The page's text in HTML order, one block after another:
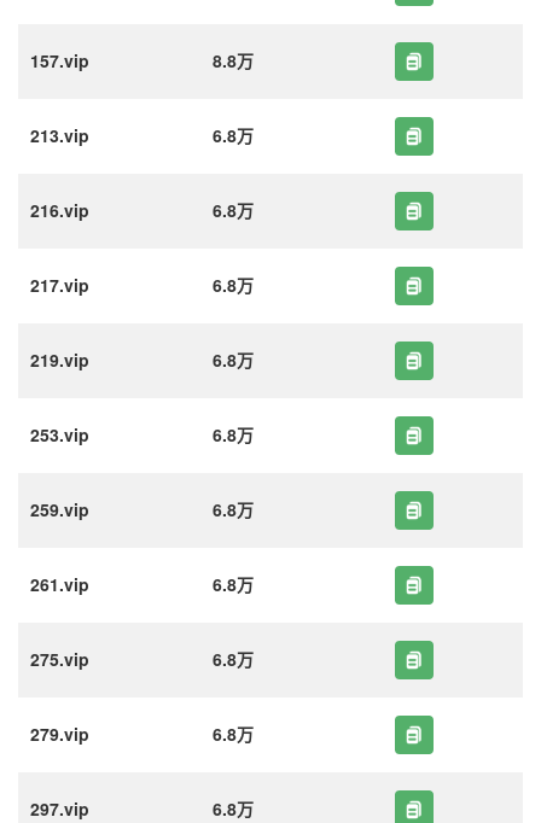
157.vip 8.8万
213.vip 6.8万
216.vip 6.8万
217.vip 6.8万
219.vip 6.8万
253.vip 6.8万
259.vip 6.8万
261.vip 6.8万
275.vip 6.8万
279.vip 6.8万
297.vip 6.8万